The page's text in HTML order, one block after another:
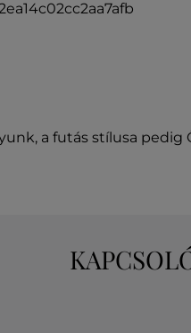
a futás stílusa pedig